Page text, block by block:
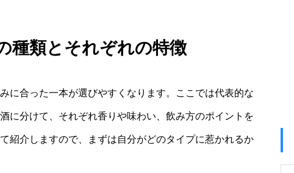
種類とそれぞれの特徴
に合った一本が選びやすくなります。ここでは代表的な
に分けて、それぞれ香りや味わい、飲み方のポイントを
紹介しますので、まずは自分がどのタイプに惹かれるか